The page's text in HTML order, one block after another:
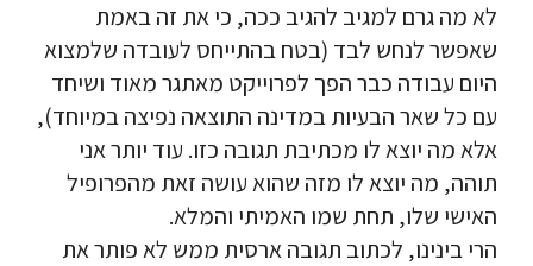
לא מה גרם למגיב להגיב ככה, כי את זה באמת
שאפשר לנחש לבד (בטח בהתייחס לעובדה שלמצוא
היום עבודה כבר הפך לפרוייקט מאתגר מאוד ושיחד
עם כל שאר הבעיות במדינה התוצאה נפיצה במיוחד),
אלא מה יוצא לו מכתיבת תגובה כזו. עוד יותר אני
תוהה, מה יוצא לו מזה שהוא עושה זאת מהפרופיל
האישי שלו, תחת שמו האמיתי והמלא.
הרי בינינו, לכתוב תגובה ארסית ממש לא פותר את